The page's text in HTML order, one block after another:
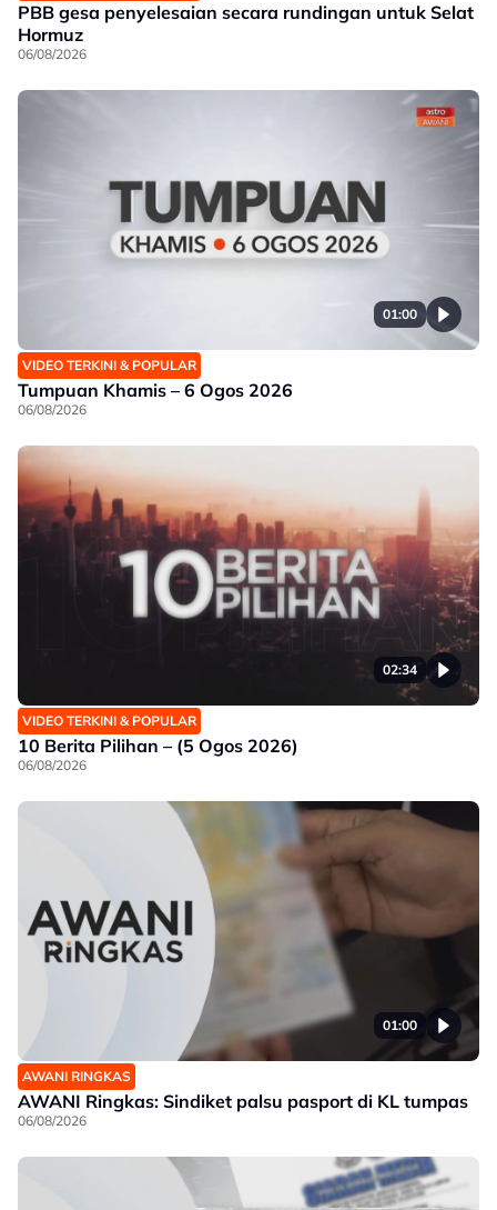
PBB gesa penyelesaian secara rundingan untuk Selat
Hormuz
06/08/2026
01:00
VIDEO TERKINI & POPULAR
Tumpuan Khamis – 6 Ogos 2026
06/08/2026
02:34
VIDEO TERKINI & POPULAR
10 Berita Pilihan – (5 Ogos 2026)
06/08/2026
01:00
AWANI RINGKAS
AWANI Ringkas: Sindiket palsu pasport di KL tumpas
06/08/2026